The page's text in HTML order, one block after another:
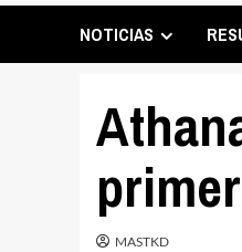
NOTICIAS
MASTKD